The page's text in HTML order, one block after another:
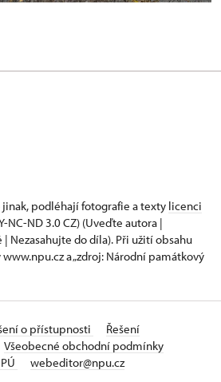
podléhají fotografie a texty licenci
NC-ND 3.0 CZ) (Uveďte autora |
Nezasahujte do díla). Při užití obsahu
a „zdroj: Národní památkový
o přístupnosti
Řešení
Všeobecné obchodní podmínky
webeditor@npu.cz